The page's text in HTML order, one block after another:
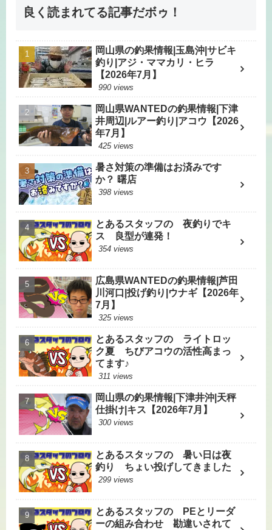
良く読まれてる記事だボゥ！
岡山県の釣果情報|玉島沖|サビキ
釣り|アジ・ママカリ・ヒラ
【2026年7月】
990 views
岡山県WANTEDの釣果情報|下津
井周辺|ルアー釣り|アコウ【2026
年7月】
425 views
暑さ対策の準備はお済みです
か？ 曙店
398 views
とあるスタッフの 夜釣りでキ
ス 良型が連発！
354 views
広島県WANTEDの釣果情報|芦田
川河口|投げ釣り|ウナギ【2026年
7月】
325 views
とあるスタッフの ライトロッ
ク夏 ちびアコウの活性高まっ
てます♪
311 views
岡山県の釣果情報|下津井沖|天秤
仕掛け|キス【2026年7月】
300 views
とあるスタッフの 暑い日は夜
釣り ちょい投げしてきました
299 views
とあるスタッフの PEとリーダ
ーの組み合わせ 勘違いされて